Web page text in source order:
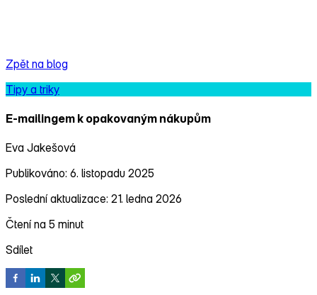
Zpět na blog
Tipy a triky
E‑mailingem k opakovaným nákupům
Eva Jakešová
Publikováno: 6. listopadu 2025
Poslední aktualizace: 21. ledna 2026
Čtení na 5 minut
Sdílet